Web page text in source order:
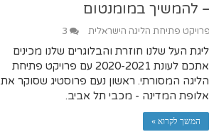
להמשיך במומנטום
פרויקט פתיחת הליגה הישראלית 3
ליגת העל שלנו חוזרת והבלוגרים שלנו מכינים
אתכם לעונת 2020-2021 עם פרויקט פתיחת
הליגה המסורתי. ראשון נעם פרוסטיג שסוקר את
אלופת המדינה - מכבי תל אביב.
המשך לקרוא »